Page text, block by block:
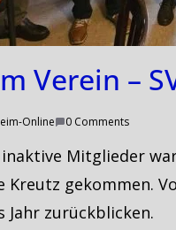
Verein –
Online 0 Comments
Mitglieder
Kreutz gekommen.
Jahr zurückblicken.